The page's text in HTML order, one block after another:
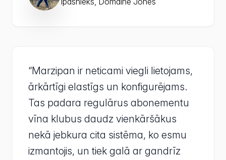
“Marzipan ir neticami viegli lietojams,
ārkārtīgi elastīgs un konfigurējams.
Tas padara regulārus abonementu
vīna klubus daudz vienkāršākus
nekā jebkura cita sistēma, ko esmu
izmantojis, un tiek galā ar gandrīz